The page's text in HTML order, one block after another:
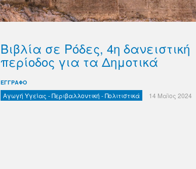
Βιβλία σε Ρόδες, 4η δανειστική
περίοδος για τα Δημοτικά
ΕΓΓΡΑΦΟ
Αγωγή Υγείας - Περιβαλλοντική - Πολιτιστικά 14 Μαϊος 2024